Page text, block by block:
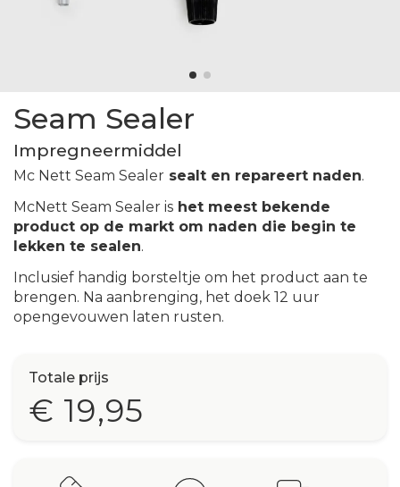
Seam Sealer
Impregneermiddel
Mc Nett Seam Sealer sealt en repareert naden.
McNett Seam Sealer is het meest bekende
product op de markt om naden die begin te
lekken te sealen.
Inclusief handig borsteltje om het product aan te
brengen. Na aanbrenging, het doek 12 uur
opengevouwen laten rusten.
Totale prijs
€ 19,95